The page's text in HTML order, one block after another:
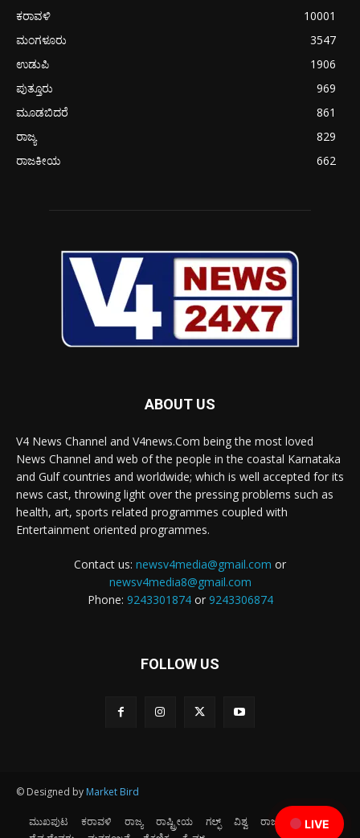
LIVE
ಕರಾವಳಿ
10001
ಮಂಗಳೂರು
3547
ಉಡುಪಿ
1906
ಪುತ್ತೂರು
969
ಮೂಡಬಿದರೆ
861
ರಾಜ್ಯ
829
ರಾಜಕೀಯ
662
ABOUT US
V4 News Channel and V4news.Com being the most loved
News Channel and web of the people in the coastal Karnataka
and Gulf countries and worldwide; which is well accepted for its
news cast, throwing light over the pressing problems such as
health, art, sports related programmes coupled with
Entertainment oriented programmes.
Contact us: newsv4media@gmail.com or
newsv4media8@gmail.com
Phone: 9243301874or 9243306874
FOLLOW US
© Designed by Market Bird
ಮುಖಪುಟ ಕರಾವಳಿ ರಾಜ್ಯ ರಾಷ್ಟ್ರೀಯ ಗಲ್ಫ್ ವಿಶ್ವ ರಾಜಕೀಯ
ಕ್ರೀಡೆ